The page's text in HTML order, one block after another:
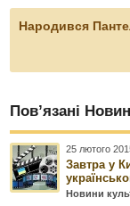
Народився
Пов’язані
25 лютого
Завтра у
Новини